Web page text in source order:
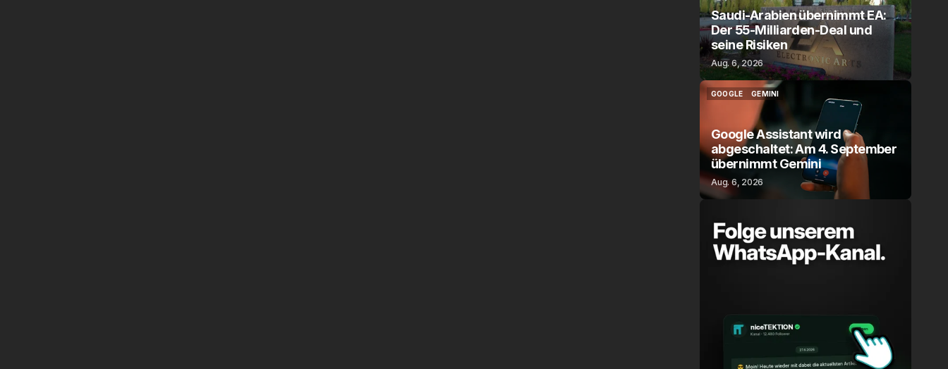
Saudi-Arabien übernimmt EA:
Der 55-Milliarden-Deal und
seine Risiken
Aug. 6, 2026
GOOGLE
GEMINI
GEMINI
Google Assistant wird
abgeschaltet: Am 4. September
übernimmt Gemini
Aug. 6, 2026